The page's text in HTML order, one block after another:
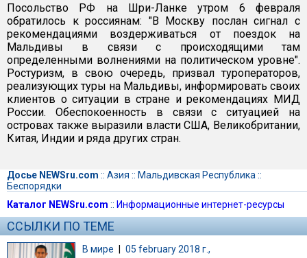
Посольство РФ на Шри-Ланке утром 6 февраля
обратилось к россиянам: "В Москву послан сигнал с
рекомендациями воздерживаться от поездок на
Мальдивы в связи с происходящими там
определенными волнениями на политическом уровне".
Ростуризм, в свою очередь, призвал туроператоров,
реализующих туры на Мальдивы, информировать своих
клиентов о ситуации в стране и рекомендациях МИД
России. Обеспокоенность в связи с ситуацией на
островах также выразили власти США, Великобритании,
Китая, Индии и ряда других стран.
Досье NEWSru.com :: Азия :: Мальдивская Республика ::
Беспорядки
Каталог NEWSru.com :: Информационные интернет-ресурсы
ССЫЛКИ ПО ТЕМЕ
В мире | 05 february 2018 г.,